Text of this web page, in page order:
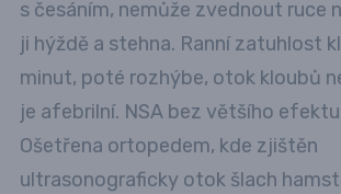
s česáním, nemůže zvednout ruce
ji hýždě a stehna. Ranní zatuhlost
minut, poté rozhýbe, otok kloubů
je afebrilní. NSA bez většího
Ošetřena ortopedem, kde zjištěn
ultrasonograficky otok šlach